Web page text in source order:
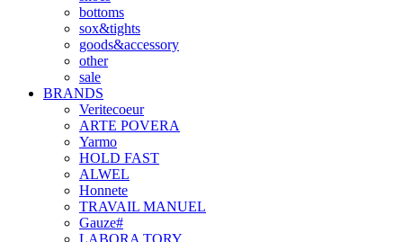
bottoms
sox&tights
goods&accessory
other
sale
BRANDS
Veritecoeur
ARTE POVERA
Yarmo
HOLD FAST
ALWEL
Honnete
TRAVAIL MANUEL
Gauze#
LABORA TORY